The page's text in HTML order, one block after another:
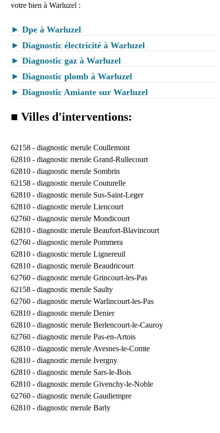
votre bien à Warluzel :
► Dpe à Warluzel
► Diagnostic électricité à Warluzel
► Diagnostic gaz à Warluzel
► Diagnostic plomb à Warluzel
► Diagnostic Amiante sur Warluzel
■ Villes d'interventions:
62158 - diagnostic merule Coullemont
62810 - diagnostic merule Grand-Rullecourt
62810 - diagnostic merule Sombrin
62158 - diagnostic merule Couturelle
62810 - diagnostic merule Sus-Saint-Leger
62810 - diagnostic merule Liencourt
62760 - diagnostic merule Mondicourt
62810 - diagnostic merule Beaufort-Blavincourt
62760 - diagnostic merule Pommera
62810 - diagnostic merule Lignereuil
62810 - diagnostic merule Beaudricourt
62760 - diagnostic merule Grincourt-les-Pas
62158 - diagnostic merule Saulty
62760 - diagnostic merule Warlincourt-les-Pas
62810 - diagnostic merule Denier
62810 - diagnostic merule Berlencourt-le-Cauroy
62760 - diagnostic merule Pas-en-Artois
62810 - diagnostic merule Avesnes-le-Comte
62810 - diagnostic merule Ivergny
62810 - diagnostic merule Sars-le-Bois
62810 - diagnostic merule Givenchy-le-Noble
62760 - diagnostic merule Gaudiempre
62810 - diagnostic merule Barly